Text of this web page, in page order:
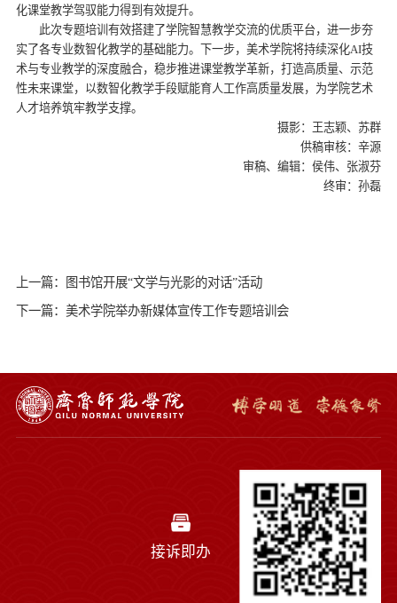
化课堂教学驾驭能力得到有效提升。
此次专题培训有效搭建了学院智慧教学交流的优质平台，进一步夯
实了各专业数智化教学的基础能力。下一步，美术学院将持续深化AI技
术与专业教学的深度融合，稳步推进课堂教学革新，打造高质量、示范
性未来课堂，以数智化教学手段赋能育人工作高质量发展，为学院艺术
人才培养筑牢教学支撑。
摄影：王志颖、苏群
供稿审核：辛源
审稿、编辑：侯伟、张淑芬
终审：孙磊
上一篇：图书馆开展“文学与光影的对话”活动
下一篇：美术学院举办新媒体宣传工作专题培训会
接诉即办